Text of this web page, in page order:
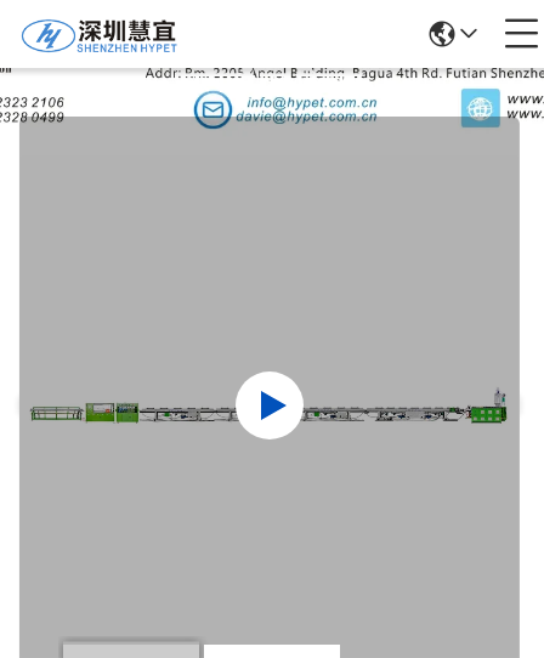
उत्पादों का विवरण